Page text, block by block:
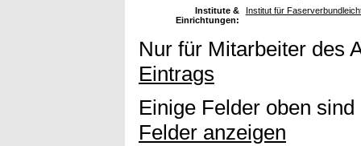
Institute &
Einrichtungen:
Institut für
Nur für Mitarbeiter des
Eintrags
Einige Felder oben
Felder anzeigen